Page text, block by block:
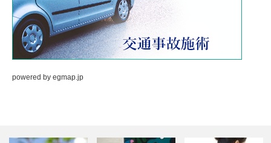
powered by egmap.jp